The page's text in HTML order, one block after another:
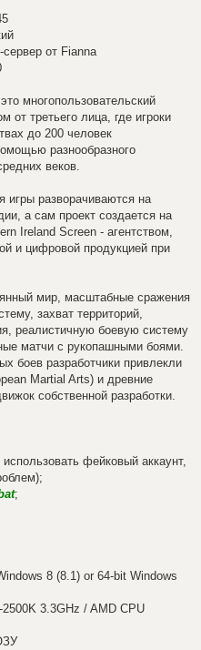
от Fianna
многопользовательский
от третьего лица, где игроки
до 200 человек
разнообразного
веков.
игры разворачиваются на
а сам проект создается на
Ireland Screen - агентством,
и цифровой продукцией при
мир, масштабные сражения
захват территорий,
реалистичную боевую систему
матчи с рукопашными боями.
боев разработчики привлекли
Martial Arts) и древние
собственной разработки.
фейковый аккаунт,
;
8 (8.1) or 64-bit Windows
3.3GHz / AMD CPU